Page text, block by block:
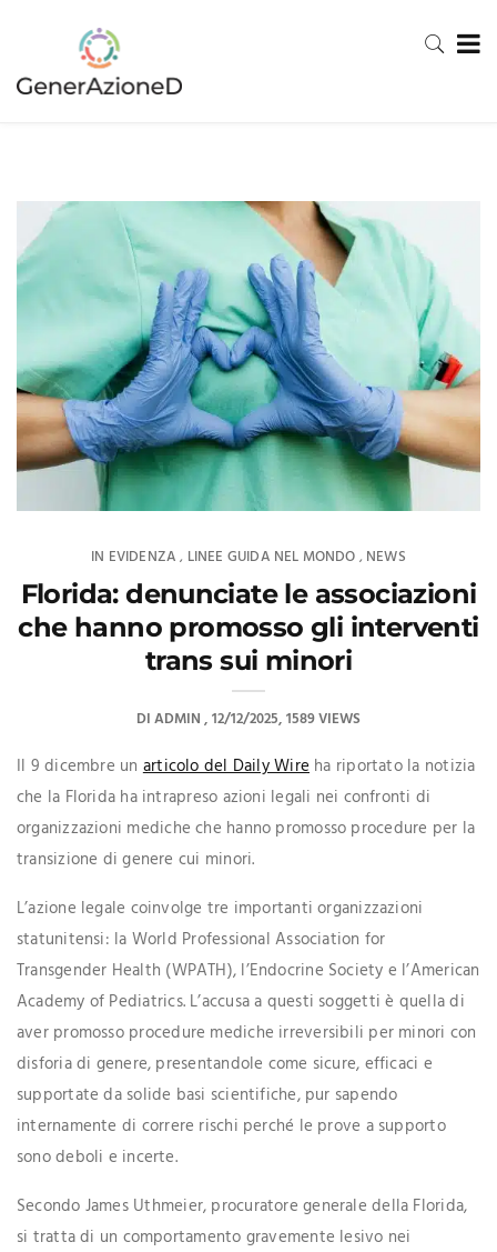
IN EVIDENZA , LINEE GUIDA NEL MONDO , NEWS
Florida: denunciate le associazioni
che hanno promosso gli interventi
trans sui minori
DIADMIN 12/12/2025 1589 VIEWS
Il 9 dicembre unarticolo del Daily Wire ha riportato la notizia
che la Florida ha intrapreso azioni legali nei confronti di
organizzazioni mediche che hanno promosso procedure per la
transizione di genere cui minori.
L’azione legale coinvolge tre importanti organizzazioni
statunitensi: la World Professional Association for
Transgender Health (WPATH), l’Endocrine Society e l’American
Academy of Pediatrics. L’accusa a questi soggetti è quella di
aver promosso procedure mediche irreversibili per minori con
disforia di genere, presentandole come sicure, efficaci e
supportate da solide basi scientifiche, pur sapendo
internamente di correre rischi perché le prove a supporto
sono deboli e incerte.
Secondo James Uthmeier, procuratore generale della Florida,
si tratta di un comportamento gravemente lesivo nei